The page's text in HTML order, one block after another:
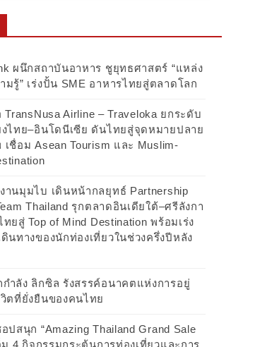
ผนึกสถาบันอาหาร ชูยุทธศาสตร์ “แหล่ง
รู้” เร่งปั้น SME อาหารไทยสู่ตลาดโลก
Airline – Traveloka ยกระดับ
งไทย–อินโดนีเซีย ดันไทยสู่จุดหมายปลาย
ชื่อม Asean Tourism และ Muslim-
านมุมไบ เดินหน้ากลยุทธ์ Partnership
Thailand รุกตลาดอินเดียใต้–ศรีลังกา
ยสู่ Top of Mind Destination พร้อมเร่ง
นทางของนักท่องเที่ยวในช่วงครึ่งปีหลัง
ำลัง ลิกซิล รังสรรค์อนาคตแห่งการอยู่
ตที่ยั่งยืนของคนไทย
สนุก “Amazing Thailand Grand Sale
ม 4 กิจกรรมกระตุ้นการท่องเที่ยวและการ